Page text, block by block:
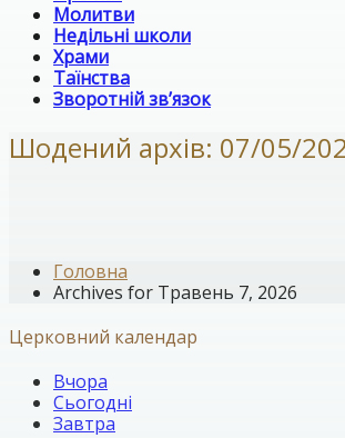
Молитви
Недільні школи
Храми
Таїнства
Зворотній зв’язок
Шодений архів: 07/05/
Головна
Archives for Травень 7, 2026
Церковний календар
Вчора
Сьогодні
Завтра